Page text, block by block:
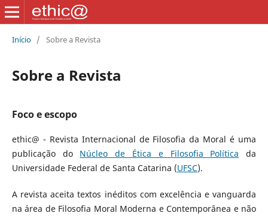
Início / Sobre a Revista
Sobre a Revista
Foco e escopo
ethic@ - Revista Internacional de Filosofia da Moral é uma
publicação do Núcleo de Ética e Filosofia Política da
Universidade Federal de Santa Catarina (UFSC).
A revista aceita textos inéditos com excelência e vanguarda
na área de Filosofia Moral Moderna e Contemporânea e não